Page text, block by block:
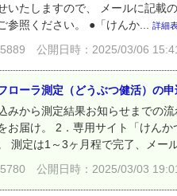
いたしますので、 メールに記載
参照ください。 ●「けんか...
詳細
公開日時：2025/03/06
ローラ測定（どうぶつ健活）の
みから測定結果お知らせまでの
お届け。 2．専用サイト「けん
測定は1～3ヶ月程で完了、メー
公開日時：2025/03/03